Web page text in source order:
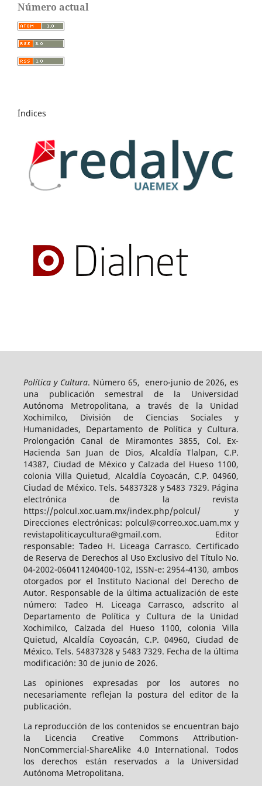
Número actual
Índices
Política y Cultura. Número 65, enero-junio de 2026, es
una publicación semestral de la Universidad
Autónoma Metropolitana, a través de la Unidad
Xochimilco, División de Ciencias Sociales y
Humanidades, Departamento de Política y Cultura.
Prolongación Canal de Miramontes 3855, Col. Ex-
Hacienda San Juan de Dios, Alcaldía Tlalpan, C.P.
14387, Ciudad de México y Calzada del Hueso 1100,
colonia Villa Quietud, Alcaldía Coyoacán, C.P. 04960,
Ciudad de México. Tels. 54837328 y 5483 7329. Página
electrónica de la revista
https://polcul.xoc.uam.mx/index.php/polcul/ y
Direcciones electrónicas: polcul@correo.xoc.uam.mx y
revistapoliticaycultura@gmail.com. Editor
responsable: Tadeo H. Liceaga Carrasco. Certificado
de Reserva de Derechos al Uso Exclusivo del Título No.
04-2002-060411240400-102, ISSN-e: 2954-4130, ambos
otorgados por el Instituto Nacional del Derecho de
Autor. Responsable de la última actualización de este
número: Tadeo H. Liceaga Carrasco, adscrito al
Departamento de Política y Cultura de la Unidad
Xochimilco, Calzada del Hueso 1100, colonia Villa
Quietud, Alcaldía Coyoacán, C.P. 04960, Ciudad de
México. Tels. 54837328 y 5483 7329. Fecha de la última
modificación: 30 de junio de 2026.
Las opiniones expresadas por los autores no
necesariamente reflejan la postura del editor de la
publicación.
La reproducción de los contenidos se encuentran bajo
la Licencia Creative Commons Attribution-
NonCommercial-ShareAlike 4.0 International. Todos
los derechos están reservados a la Universidad
Autónoma Metropolitana.